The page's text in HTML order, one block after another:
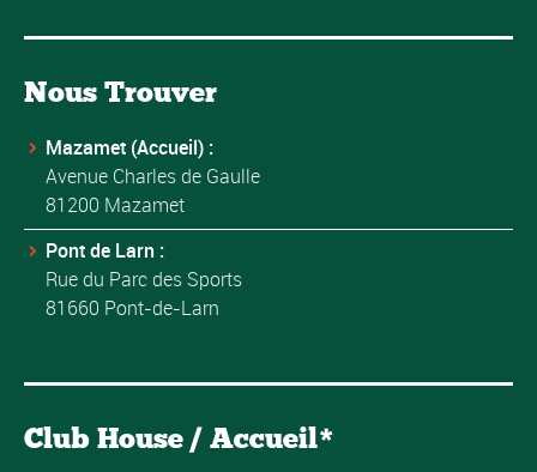
Nous Trouver
Mazamet (Accueil) :
Avenue Charles de Gaulle
81200 Mazamet
Pont de Larn :
Rue du Parc des Sports
81660 Pont-de-Larn
Club House / Accueil*